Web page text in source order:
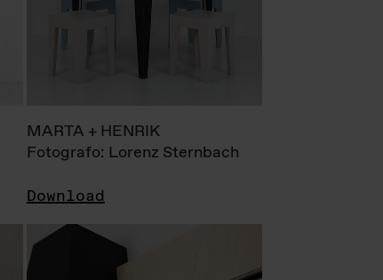
MARTA + HENRIK
Fotografo: Lorenz Sternbach
Download